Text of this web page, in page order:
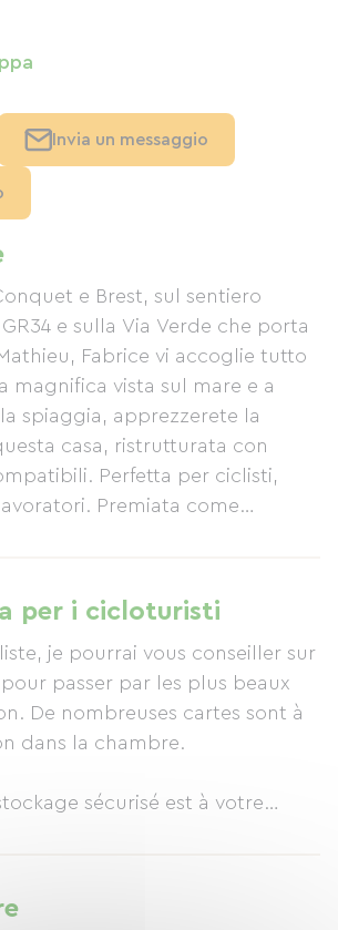
e Brest, sul sentiero
e sulla Via Verde che porta
Fabrice vi accoglie tutto
magnifica vista sul mare e a
spiaggia, apprezzerete la
casa, ristrutturata con
Perfetta per ciclisti,
Premiata come
premiata come "Preferita" dalla
and Breakfast della Bretagna.
faceva parte del famoso
costruito all'inizio del secolo
per 30 anni, è stato
ristrutturato utilizzando
è molto luminosa e
disponibili un deposito biciclette
per i cicloturisti
je pourrai vous conseiller sur
passer par les plus beaux
De nombreuses cartes sont à
dans la chambre.
sécurisé est à votre
Invia un messaggio